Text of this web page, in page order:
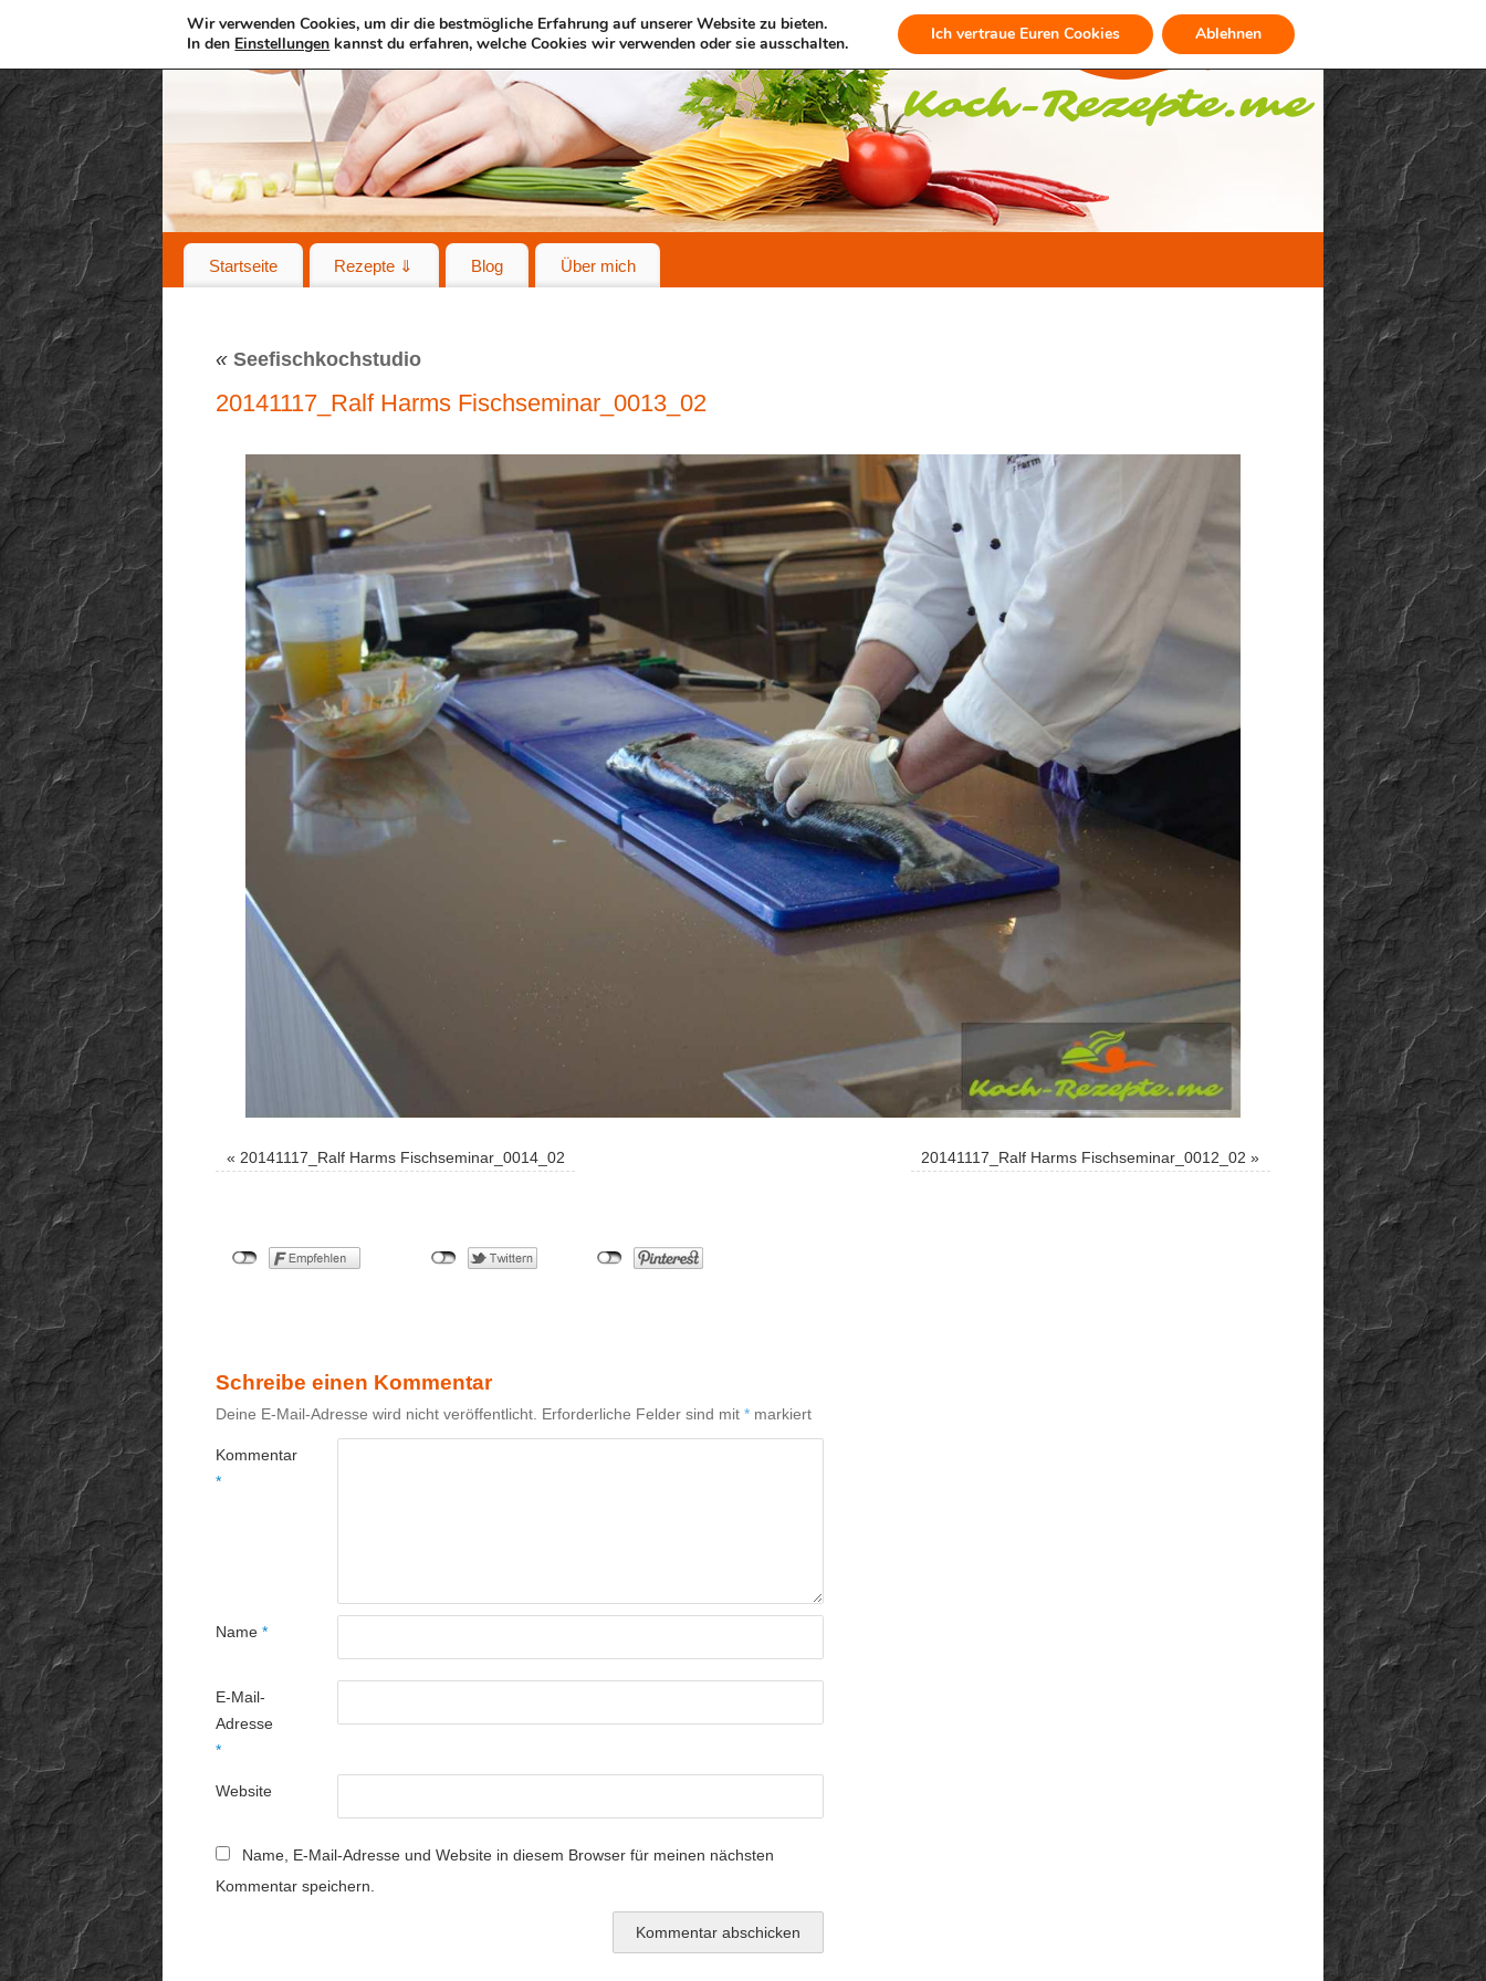
Startseite Rezepte ⇓ Blog Über mich
« Seefischkochstudio
20141117_Ralf Harms Fischseminar_0013_02
« 20141117_Ralf Harms Fischseminar_0014_02 20141117_Ralf Harms Fischseminar_0012_02 »
Schreibe einen Kommentar
Deine E-Mail-Adresse wird nicht veröffentlicht. Erforderliche Felder sind mit * markiert
Kommentar
*
Name *
E-Mail-
Adresse
*
Website
Name, E-Mail-Adresse und Website in diesem Browser für meinen nächsten
Kommentar speichern.
Wir verwenden Cookies, um dir die bestmögliche Erfahrung auf unserer Website zu bieten.
In den Einstellungen kannst du erfahren, welche Cookies wir verwenden oder sie ausschalten. Ich vertraue Euren Cookies Ablehnen